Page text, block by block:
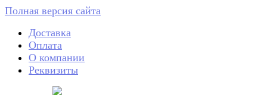
Полная версия сайта
Доставка
Оплата
О компании
Реквизиты